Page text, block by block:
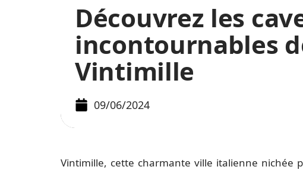
Découvrez les
incontournables
Vintimille
09/06/2024
Vintimille, cette charmante ville italienne nichée